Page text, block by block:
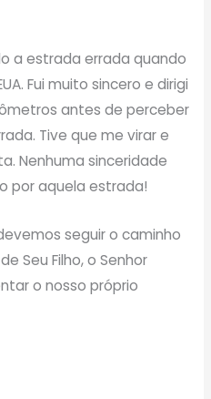
a estrada errada quando
Fui muito sincero e dirigi
antes de perceber
Tive que me virar e
Nenhuma sinceridade
por aquela estrada!
seguir o caminho
Seu Filho, o Senhor
o nosso próprio